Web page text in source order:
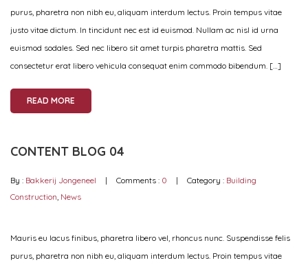
purus, pharetra non nibh eu, aliquam interdum lectus. Proin tempus vitae
justo vitae dictum. In tincidunt nec est id euismod. Nullam ac nisl id urna
euismod sodales. Sed nec libero sit amet turpis pharetra mattis. Sed
consectetur erat libero vehicula consequat enim commodo bibendum. […]
READ MORE
CONTENT BLOG 04
By : Bakkerij Jongeneel Comments : 0 Category : Building
Construction News
Mauris eu lacus finibus, pharetra libero vel, rhoncus nunc. Suspendisse felis
purus, pharetra non nibh eu, aliquam interdum lectus. Proin tempus vitae